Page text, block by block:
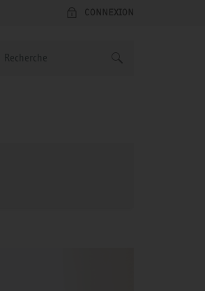
CONNEXION